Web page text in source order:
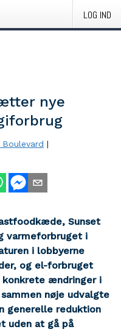
LOG IND
nye
Boulevard |
Sunset
varmeforbruget i
i lobbyerne
og el-forbruget
konkrete ændringer i
nøje udvalgte
generelle reduktion
uden at gå på